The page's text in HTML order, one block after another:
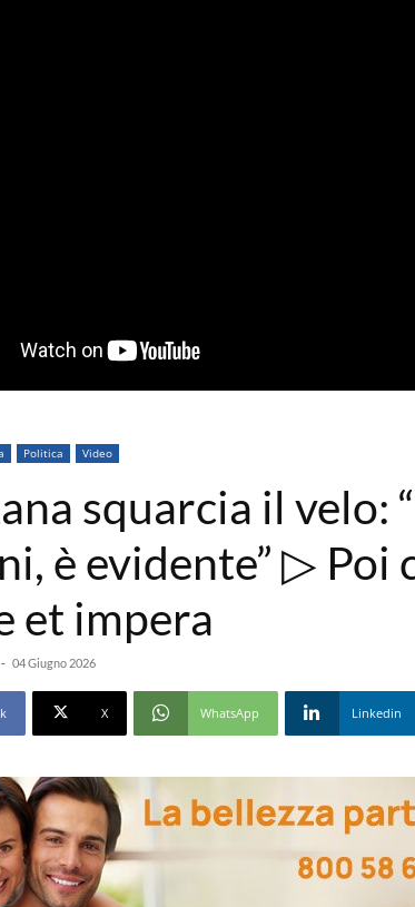
Politica Video
squarcia il velo:
è evidente” ▷ Poi
et impera
- 04 Giugno 2026
X WhatsApp Linkedin